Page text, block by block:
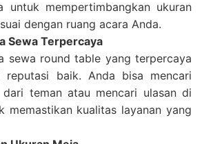
untuk mempertimbangkan ukuran
dengan ruang acara Anda.
Sewa Terpercaya
sewa round table yang terpercaya
reputasi baik. Anda bisa mencari
dari teman atau mencari ulasan di
memastikan kualitas layanan yang